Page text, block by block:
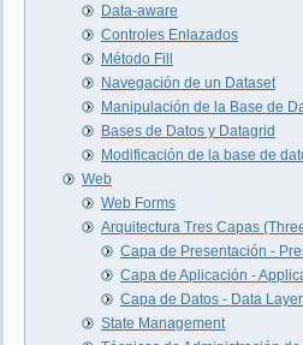
Data-aware
Controles Enlazados
Método Fill
Navegación de un Dataset
Manipulación de la Base de
Bases de Datos y Datagrid
Modificación de la base de
Web
Web Forms
Arquitectura Tres Capas
Capa de Presentación -
Capa de Aplicación -
Capa de Datos - Data Layer
State Management